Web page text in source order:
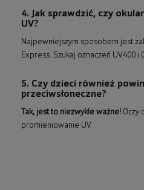
4. Jak sprawdzić, czy
UV?
Najpewniejszym sposobem jest
Express. Szukaj oznaczeń UV400 i
5. Czy dzieci również
przeciwsłoneczne?
Tak, jest to niezwykle ważne! Oczy
promieniowanie UV.